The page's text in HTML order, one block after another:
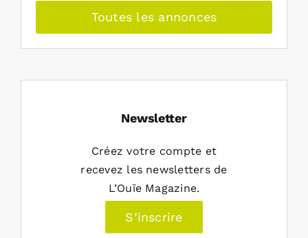
Toutes les annonces
Newsletter
Créez votre compte et
recevez les newsletters de
L’Ouïe Magazine.
S’inscrire